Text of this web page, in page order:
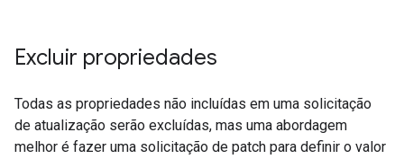
Excluir propriedades
Todas as propriedades não incluídas em uma solicitação
de atualização serão excluídas, mas uma abordagem
melhor é fazer uma solicitação de patch para definir o valor